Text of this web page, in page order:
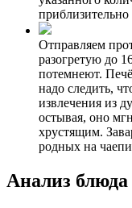
Отправляем
разогретую до
потемнеют.
надо следить,
извлечения из
остывая, оно
хрустящим.
родных на
Анализ блюда